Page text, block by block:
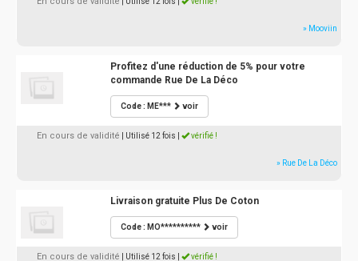
» Mooviin
Profitez d'une réduction de 5% pour votre
commande Rue De La Déco
Code : ME*** voir
En cours de validité | Utilisé 12 fois vérifié !
» Rue De La Déco
Livraison gratuite Plus De Coton
Code : MO********** voir
En cours de validité | Utilisé 12 fois vérifié !